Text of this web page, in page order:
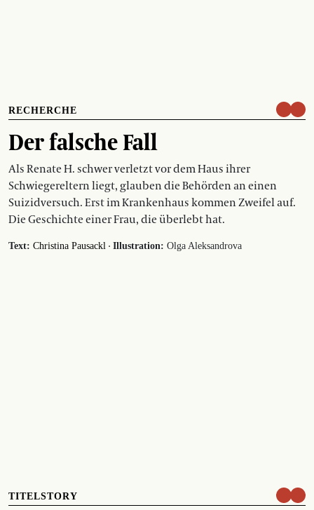
RECHERCHE
Der falsche Fall
Als Renate H. schwer verletzt vor dem Haus ihrer
Schwiegereltern liegt, glauben die Behörden an einen
Suizidversuch. Erst im Krankenhaus kommen Zweifel auf.
Die Geschichte einer Frau, die überlebt hat.
Text: Christina Pausackl · Illustration: Olga Aleksandrova
TITELSTORY